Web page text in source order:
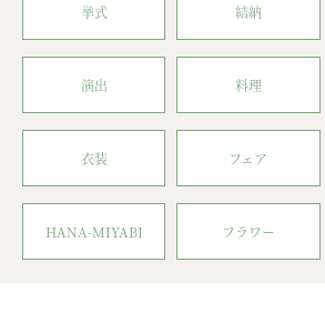
挙式 結納
演出 料理
衣装 フェア
HANA-MIYABI フラワー